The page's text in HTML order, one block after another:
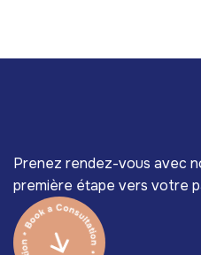
Prenez rendez-vous avec
première étape vers votre